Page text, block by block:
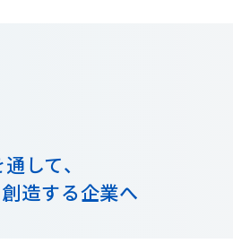
して、
造する企業へ